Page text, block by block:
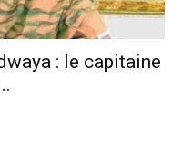
: le capitaine